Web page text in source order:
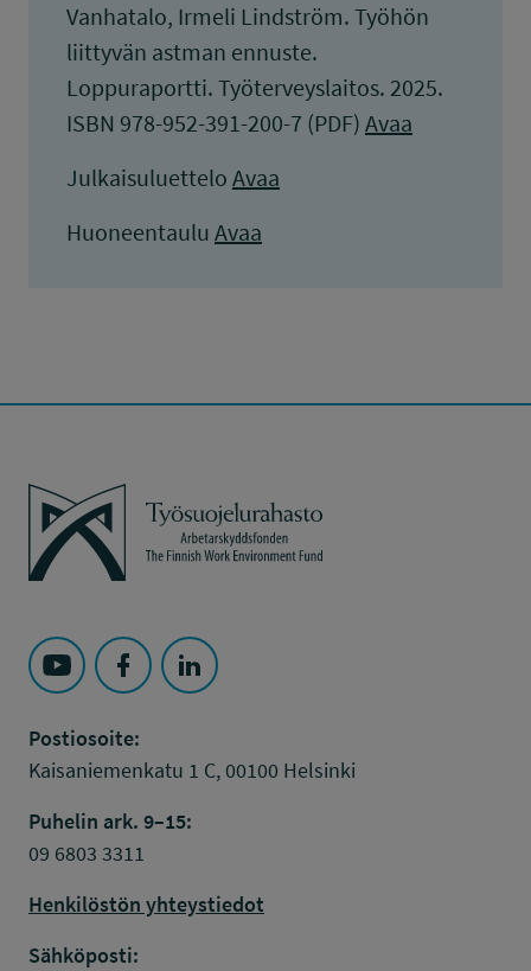
Vanhatalo, Irmeli Lindström. Työhön
liittyvän astman ennuste.
Loppuraportti. Työterveyslaitos. 2025.
ISBN 978-952-391-200-7 (PDF) Avaa
Julkaisuluettelo Avaa
Huoneentaulu Avaa
Työsuojelurahasto
Seuraa Työsuojelurahasto kohteessa: YouTube
Seuraa Työsuojelurahasto kohteessa:
Seuraa Työsuojelurahasto kohteessa:
Postiosoite:
Kaisaniemenkatu 1 C, 00100 Helsinki
Puhelin ark. 9–15:
09 6803 3311
Henkilöstön yhteystiedot
Sähköposti: